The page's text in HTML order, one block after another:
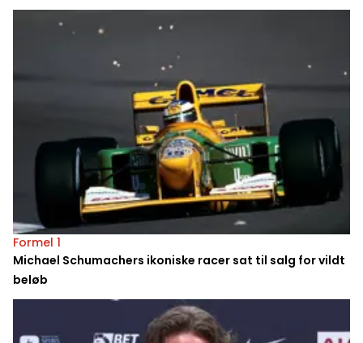
Formel 1
Michael Schumachers ikoniske racer sat til salg for vildt
beløb